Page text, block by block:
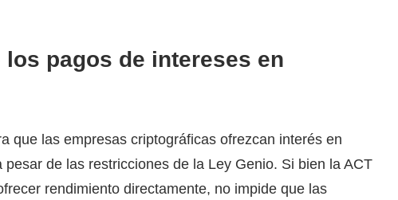
pagos de intereses en
que las empresas criptográficas ofrezcan interés en
de las restricciones de la Ley Genio. Si bien la ACT
rendimiento directamente, no impide que las